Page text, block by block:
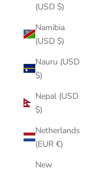
(USD $)
Namibia
(USD $)
Nauru (USD
$)
Nepal (USD
$)
Netherlands
(EUR €)
New